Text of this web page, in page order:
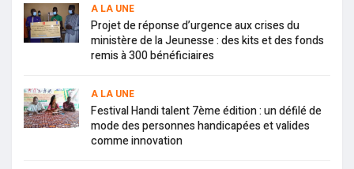
A LA UNE
Projet de réponse d’urgence aux crises du
ministère de la Jeunesse : des kits et des fonds
remis à 300 bénéficiaires
A LA UNE
Festival Handi talent 7ème édition : un défilé de
mode des personnes handicapées et valides
comme innovation